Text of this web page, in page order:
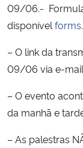
Ministério do Meio
Ministério do Turismo
Controladoria-Geral da
09/06.-
disponível
– O link da
09/06 via e-
– O evento
da manhã e
– As palestras